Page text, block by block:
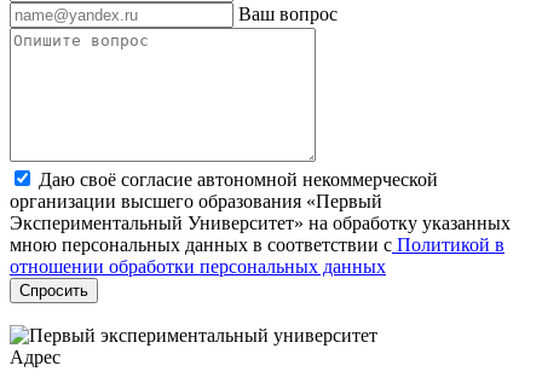
Ваш вопрос
Даю своё согласие автономной некоммерческой
организации высшего образования «Первый
Экспериментальный Университет» на обработку указанных
мною персональных данных в соответствии с Политикой в
отношении обработки персональных данных
Спросить
Адрес